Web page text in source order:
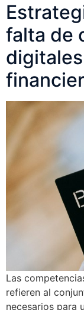
falta de
Las
refieren al
necesarios para